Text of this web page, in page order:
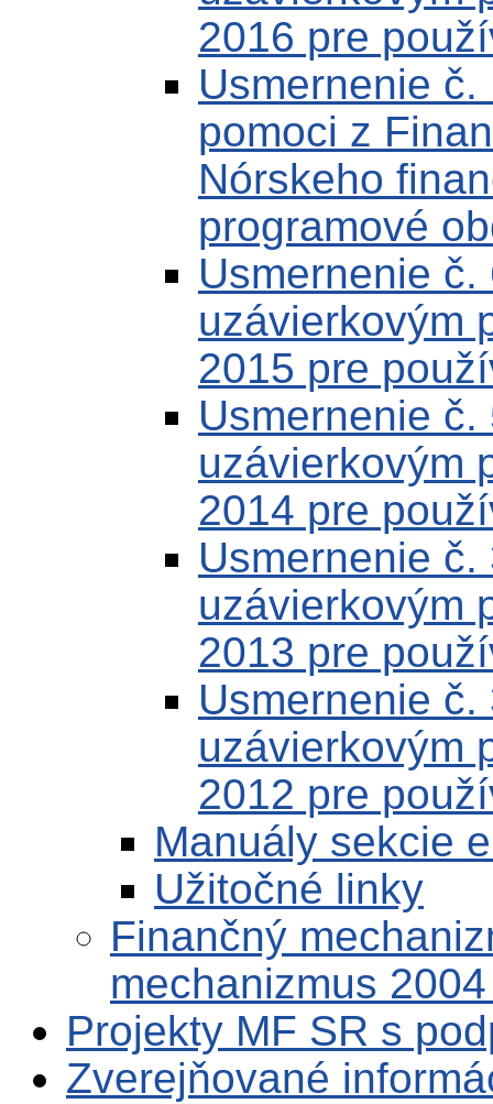
2016 pre
Usmernenie
pomoci z
Nórskeho
programové
Usmernenie
uzávierkovým
2015 pre
Usmernenie
uzávierkovým
2014 pre
Usmernenie
uzávierkovým
2013 pre
Usmernenie
uzávierkovým
2012 pre
Manuály sekcie
Užitočné linky
Finančný
mechanizmus
Projekty MF SR s
Zverejňované